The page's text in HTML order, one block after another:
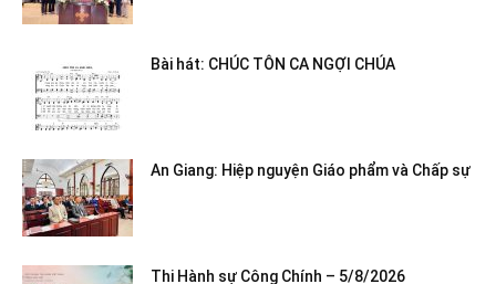
Bài hát: CHÚC TÔN CA NGỢI CHÚA
An Giang: Hiệp nguyện Giáo phẩm và Chấp sự
Thi Hành sự Công Chính – 5/8/2026